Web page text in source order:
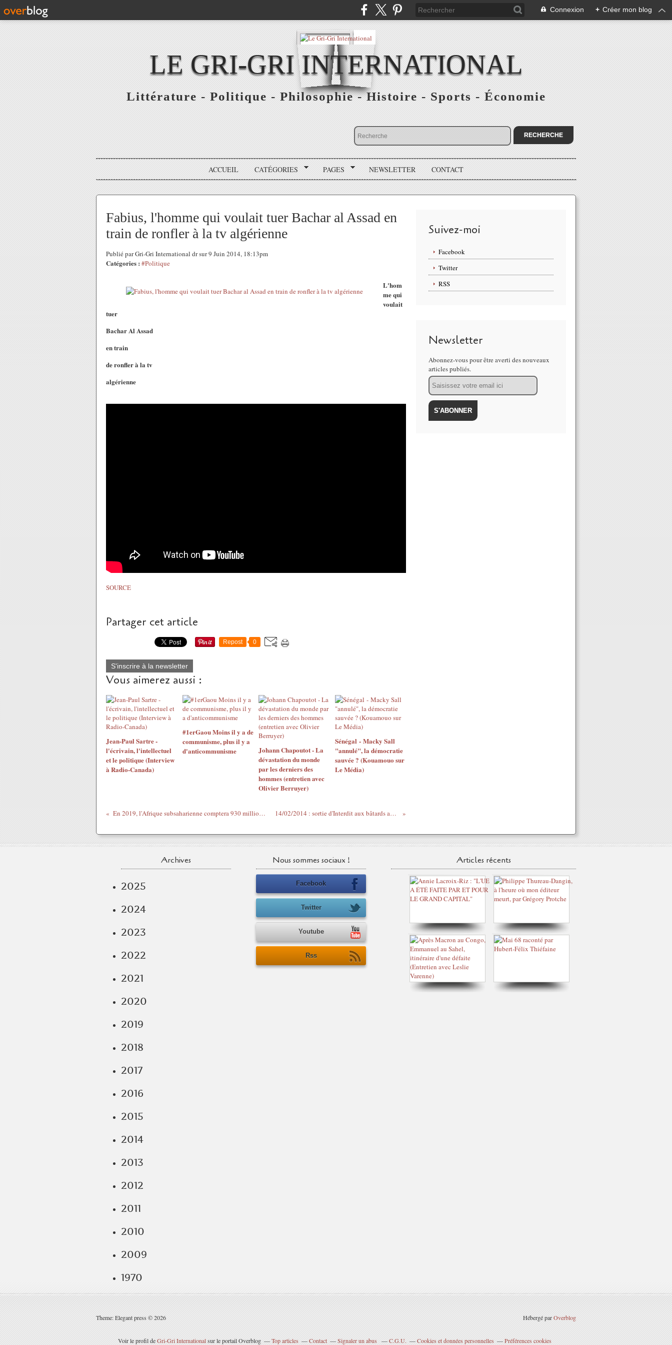
Connexion + Créer mon blog
LE GRI-GRI INTERNATIONAL
Littérature - Politique - Philosophie - Histoire - Sports - Économie
ACCUEIL CATÉGORIES PAGES NEWSLETTER CONTACT
Fabius, l'homme qui voulait tuer Bachar al Assad en
train de ronfler à la tv algérienne
Publié par Gri-Gri International dr sur 9 Juin 2014, 18:13pm
Catégories : #Politique
L'hom
me qui
voulait
tuer
Bachar Al Assad
en train
de ronfler à la tv
algérienne
SOURCE
Partager cet article
Repost 0
S'inscrire à la newsletter
Vous aimerez aussi :
Jean-Paul Sartre -
l'écrivain, l'intellectuel
et le politique (Interview
à Radio-Canada)
#1erGaou Moins il y a de
communisme, plus il y a
d'anticommunisme
Johann Chapoutot - La
dévastation du monde
par les derniers des
hommes (entretien avec
Olivier Berruyer)
Sénégal - Macky Sall
"annulé", la démocratie
sauvée ? (Kouamouo sur
Le Média)
En 2019, l'Afrique subsaharienne comptera 930 millions d’abonnements mobiles 14/02/2014 : sortie d'Interdit aux bâtards au Barber Shop - vidéo
Suivez-moi
Facebook
Twitter
RSS
Newsletter
Abonnez-vous pour être averti des nouveaux
articles publiés.
Email
Archives
2025
2024
2023
2022
2021
2020
2019
2018
2017
2016
2015
2014
2013
2012
2011
2010
2009
1970
Nous sommes sociaux !
Facebook
Twitter
Youtube
Rss
Articles récents
Theme: Elegant press © 2026 Hébergé parOverblog
Voir le profil deGri-Gri Internationalsur le portail Overblog Top articles Contact Signaler un abus C.G.U. Cookies et données personnelles Préférences cookies